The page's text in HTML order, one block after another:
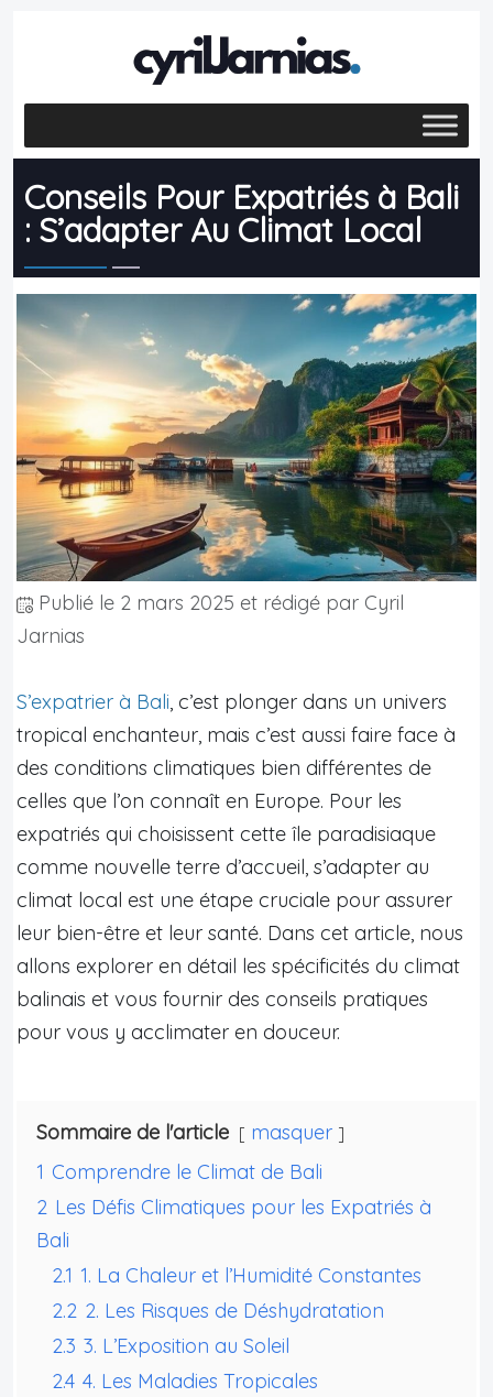
Conseils Pour Expatriés à Bali
: S’adapter Au Climat Local
Publié le 2 mars 2025 et rédigé par Cyril
Jarnias
S’expatrier à Bali, c’est plonger dans un univers
tropical enchanteur, mais c’est aussi faire face à
des conditions climatiques bien différentes de
celles que l’on connaît en Europe. Pour les
expatriés qui choisissent cette île paradisiaque
comme nouvelle terre d’accueil, s’adapter au
climat local est une étape cruciale pour assurer
leur bien-être et leur santé. Dans cet article, nous
allons explorer en détail les spécificités du climat
balinais et vous fournir des conseils pratiques
pour vous y acclimater en douceur.
Sommaire de l'article
masquer
1 Comprendre le Climat de Bali
2 Les Défis Climatiques pour les Expatriés à
Bali
2.1 1. La Chaleur et l’Humidité Constantes
2.2 2. Les Risques de Déshydratation
2.3 3. L’Exposition au Soleil
2.4 4. Les Maladies Tropicales